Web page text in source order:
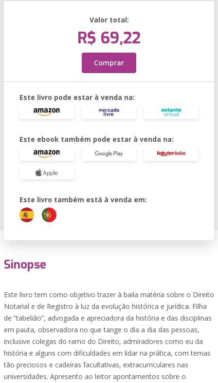
Valor total:
R$ 69,22
Comprar
Este livro pode estar à venda na:
Este ebook também pode estar à venda na:
Este livro também está à venda em:
Sinopse
Este livro tem como objetivo trazer à baila matéria sobre o Direito
Notarial e de Registro à luz da evolução histórica e jurídica. Filha
de “tabelião”, advogada e apreciadora da história e das disciplinas
em pauta, observadora no que tange o dia a dia das pessoas,
inclusive colegas do ramo do Direito, admiradores como eu da
história e alguns com dificuldades em lidar na prática, com temas
tão preciosos e cadeiras facultativas, extracurriculares nas
universidades. Apresento ao leitor apontamentos sobre o